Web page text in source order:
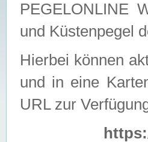
PEGELONLINE
und Küstenpegel
Hierbei können
und in eine
URL zur